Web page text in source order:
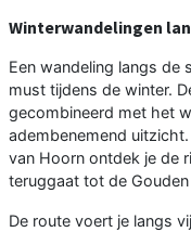
Winterwandelingen
Een wandeling langs de
must tijdens de winter.
gecombineerd met het
adembenemend
van Hoorn ontdek je de
teruggaat tot de Gouden
De route voert je langs